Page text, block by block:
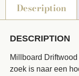
Description
DESCRIPTION
Millboard
zoek is naar een